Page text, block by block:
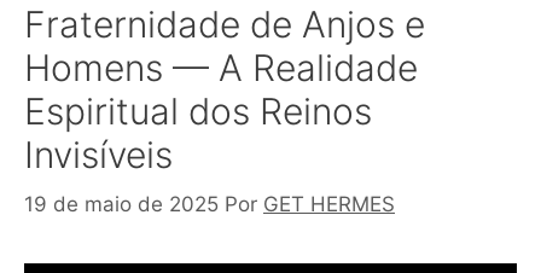
Fraternidade de Anjos e
Homens — A Realidade
Espiritual dos Reinos
Invisíveis
19 de maio de 2025 Por GET HERMES